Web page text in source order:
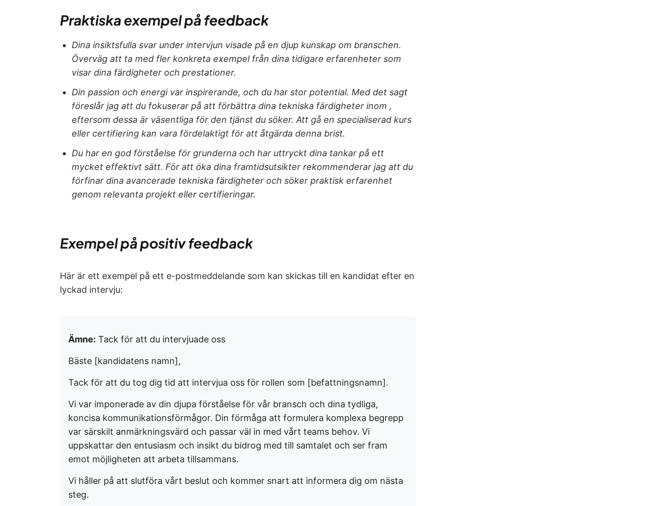
Praktiska exempel på feedback
Dina insiktsfulla svar under intervjun visade på en djup kunskap om branschen.
Överväg att ta med fler konkreta exempel från dina tidigare erfarenheter som
visar dina färdigheter och prestationer.
Din passion och energi var inspirerande, och du har stor potential. Med det sagt
föreslår jag att du fokuserar på att förbättra dina tekniska färdigheter inom ,
eftersom dessa är väsentliga för den tjänst du söker. Att gå en specialiserad kurs
eller certifiering kan vara fördelaktigt för att åtgärda denna brist.
Du har en god förståelse för grunderna och har uttryckt dina tankar på ett
mycket effektivt sätt. För att öka dina framtidsutsikter rekommenderar jag att du
förfinar dina avancerade tekniska färdigheter och söker praktisk erfarenhet
genom relevanta projekt eller certifieringar.
Exempel på positiv feedback
Här är ett exempel på ett e-postmeddelande som kan skickas till en kandidat efter en
lyckad intervju:
Ämne: Tack för att du intervjuade oss
Bäste [kandidatens namn],
Tack för att du tog dig tid att intervjua oss för rollen som [befattningsnamn].
Vi var imponerade av din djupa förståelse för vår bransch och dina tydliga,
koncisa kommunikationsförmågor. Din förmåga att formulera komplexa begrepp
var särskilt anmärkningsvärd och passar väl in med vårt teams behov. Vi
uppskattar den entusiasm och insikt du bidrog med till samtalet och ser fram
emot möjligheten att arbeta tillsammans.
Vi håller på att slutföra vårt beslut och kommer snart att informera dig om nästa
steg.